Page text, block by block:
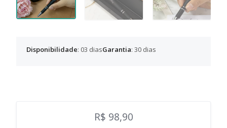
Disponibilidade: 03 diasGarantia: 30 dias
R$ 98,90